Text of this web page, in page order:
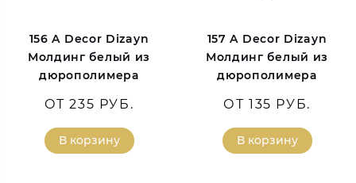
156 A Decor Dizayn
Молдинг белый из
дюрополимера
ОТ 235 РУБ.
В корзину
157 A Decor Dizayn
Молдинг белый из
дюрополимера
ОТ 135 РУБ.
В корзину